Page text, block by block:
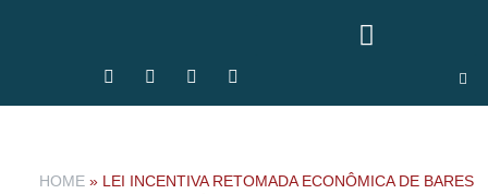
HOME » LEI INCENTIVA RETOMADA ECONÔMICA DE BARES